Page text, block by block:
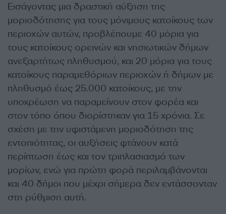
Εισάγοντας μια δραστική αύξηση της
μοριοδότησης για τους μόνιμους κατοίκους των
περιοχών αυτών, προβλέπουμε 40 μόρια για
τους κατοίκους ορεινών και νησιωτικών δήμων
ανεξαρτήτως πληθυσμού, και 20 μόρια για τους
κατοίκους παραμεθόριων περιοχών ή δήμων με
πληθυσμό έως 25.000 κατοίκους, με την
υποχρέωση να παραμείνουν στον φορέα και
στον τόπο όπου διορίστηκαν για 15 χρόνια. Σε
σχέση με την υφιστάμενη μοριοδότηση της
εντοπιότητας, οι αυξήσεις φτάνουν κατά
περίπτωση έως και τον τριπλασιασμό των
μορίων, ενώ για πρώτη φορά περιλαμβάνονται
και 40 δήμοι που μέχρι σήμερα δεν εντάσσονταν
στη ρύθμιση αυτή.